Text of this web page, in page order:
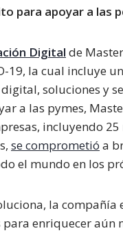
para apoyar a las
Digital de
19, la cual incluye
soluciones y
a las pymes,
incluyendo
se comprometió a
el mundo en los
la
para enriquecer